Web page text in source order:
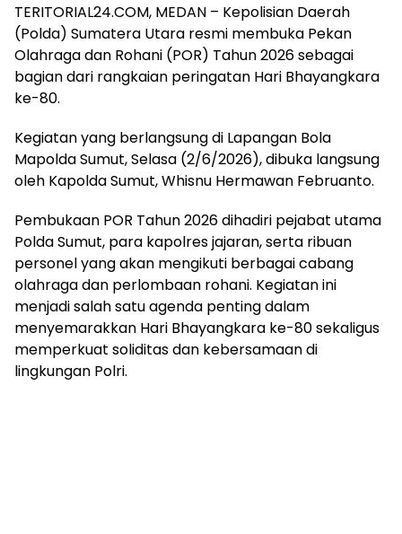
TERITORIAL24.COM, MEDAN – Kepolisian Daerah
(Polda) Sumatera Utara resmi membuka Pekan
Olahraga dan Rohani (POR) Tahun 2026 sebagai
bagian dari rangkaian peringatan Hari Bhayangkara
ke-80.
Kegiatan yang berlangsung di Lapangan Bola
Mapolda Sumut, Selasa (2/6/2026), dibuka langsung
oleh Kapolda Sumut, Whisnu Hermawan Februanto.
Pembukaan POR Tahun 2026 dihadiri pejabat utama
Polda Sumut, para kapolres jajaran, serta ribuan
personel yang akan mengikuti berbagai cabang
olahraga dan perlombaan rohani. Kegiatan ini
menjadi salah satu agenda penting dalam
menyemarakkan Hari Bhayangkara ke-80 sekaligus
memperkuat soliditas dan kebersamaan di
lingkungan Polri.